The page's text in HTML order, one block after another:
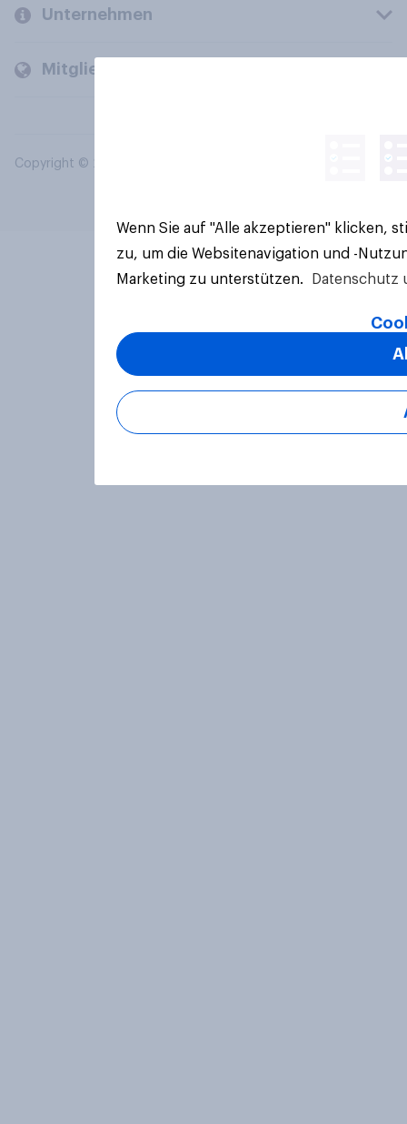
Unternehmen
Mitglieder und Kunden
Copyright © 2026 YouGov PLC. Alle Rechte vorbehalten.
Wenn Sie auf "Alle akzeptieren" klicken,
zu, um die Websitenavigation und -
Marketing zu unterstützen.
Datenschutz